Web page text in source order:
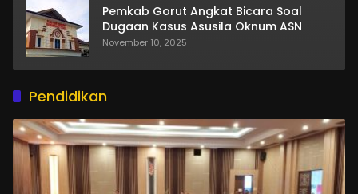
Pemkab Gorut Angkat Bicara Soal
Dugaan Kasus Asusila Oknum ASN
November 10, 2025
Pendidikan